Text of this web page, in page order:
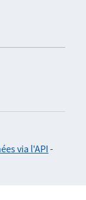
via l'API -